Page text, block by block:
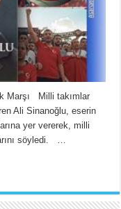
Marşı Milli takımlar
Ali Sinanoğlu, eserin
yer vererek, milli
söyledi. …